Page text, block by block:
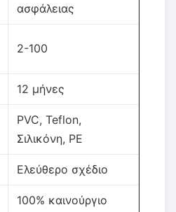
ασφάλειας
2-100
12 μήνες
PVC, Teflon,
Σιλικόνη, PE
Ελεύθερο σχέδιο
100% καινούργιο